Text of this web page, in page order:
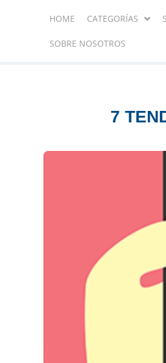
HOME CATEGORÍAS
SOBRE NOSOTROS
7